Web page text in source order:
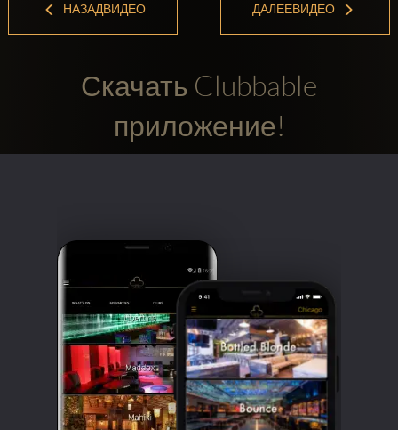
НАЗАДВИДЕО ДАЛЕЕВИДЕО
Скачать Clubbable
приложение!